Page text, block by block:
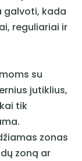
galvoti, kada
reguliariai ir
su
jutiklius,
tik
zonas
zoną ar